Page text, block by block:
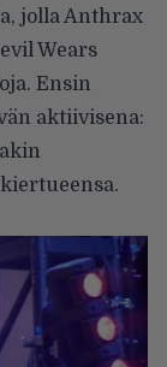
jolla Anthrax
Wears
Ensin
aktiivisena: